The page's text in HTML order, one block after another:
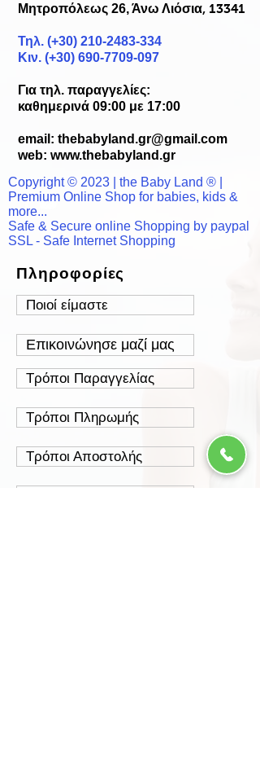
Μητροπόλεως 26, Άνω Λιόσια, 13341
Τηλ. (+30) 210-2483-334
Κιν. (+30) 690-7709-097
Για τηλ. παραγγελίες:
καθημερινά 09:00 με 17:00
email: thebabyland.gr@gmail.com
web: www.thebabyland.gr
Copyright © 2023 | the Baby Land ® |
Premium Online Shop for babies, kids &
more...
Safe & Secure online Shopping by paypal
SSL - Safe Internet Shopping
Πληροφορίες
Ποιοί είμαστε
Επικοινώνησε μαζί μας
Τρόποι Παραγγελίας
Τρόποι Πληρωμής
Τρόποι Αποστολής